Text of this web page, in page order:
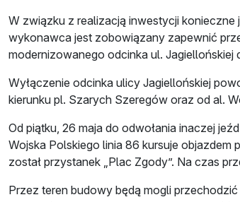
W związku z realizacją inwestycji
wykonawca jest zobowiązany zapewnić
modernizowanego odcinka ul. Jagiellońskiej
Wyłączenie odcinka ulicy Jagiellońskiej
kierunku pl. Szarych Szeregów oraz od al.
Od piątku, 26 maja do odwołania inaczej
Wojska Polskiego linia 86 kursuje
został przystanek „Plac Zgody”. Na czas
Przez teren budowy będą mogli